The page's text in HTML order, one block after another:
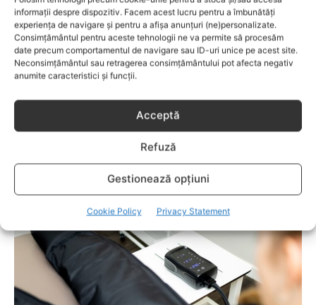
informații despre dispozitiv. Facem acest lucru pentru a îmbunătăți
experiența de navigare și pentru a afișa anunțuri (ne)personalizate.
Consimțământul pentru aceste tehnologii ne va permite să procesăm
date precum comportamentul de navigare sau ID-uri unice pe acest site.
Neconsimțământul sau retragerea consimțământului pot afecta negativ
anumite caracteristici și funcții.
Acceptă
Refuză
Gestionează opțiuni
Cookie Policy Privacy Statement
LIFESTYLE
Îngrijirea pielii începe cu alegerea cremei
potrivite